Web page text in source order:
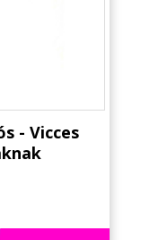
- Vicces